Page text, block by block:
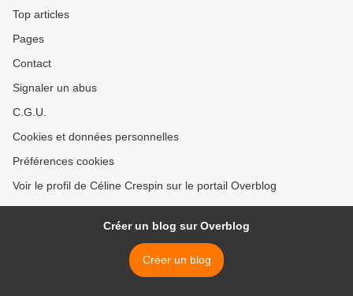
Top articles
Pages
Contact
Signaler un abus
C.G.U.
Cookies et données personnelles
Préférences cookies
Voir le profil de Céline Crespin sur le portail Overblog
Créer un blog sur Overblog
Créer un blog